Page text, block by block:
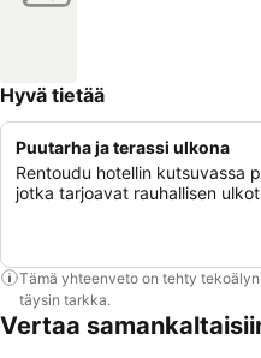
Hyvä tietää
Puutarha ja terassi ulkona
Rentoudu hotellin kutsuvassa
jotka tarjoavat rauhallisen
Tämä yhteenveto on tehty
täysin tarkka.
Vertaa